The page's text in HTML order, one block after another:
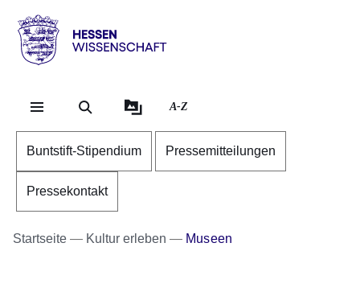
Hessen
Wissenschaft
A-Z
Buntstift-Stipendium Pressemitteilungen
Pressekontakt
Startseite Kultur erleben Museen